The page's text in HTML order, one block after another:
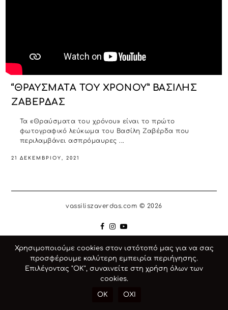
“ΘΡΑΥΣΜΑΤΑ ΤΟΥ ΧΡΟΝΟΥ” ΒΑΣΙΛΗΣ
ΖΑΒΕΡΔΑΣ
Τα «Θραύσματα του χρόνου» είναι το πρώτο
φωτογραφικό λεύκωμα του Βασίλη Ζαβέρδα που
περιλαμβάνει ασπρόμαυρες ...
21 ΔΕΚΕΜΒΡΊΟΥ, 2021
vassiliszaverdas.com © 2026
Χρησιμοποιούμε cookies στον ιστότοπό μας για να σας
προσφέρουμε καλύτερη εμπειρία περιήγησης.
Επιλέγοντας "ΟΚ", συναινείτε στη χρήση όλων των
cookies.
OK ΟΧΙ